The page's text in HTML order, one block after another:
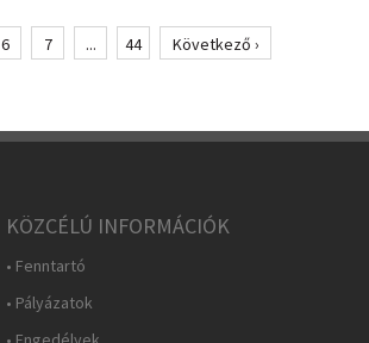
6 7 ... 44 Következő ›
KÖZCÉLÚ INFORMÁCIÓK
• Fenntartó
• Pályázatok